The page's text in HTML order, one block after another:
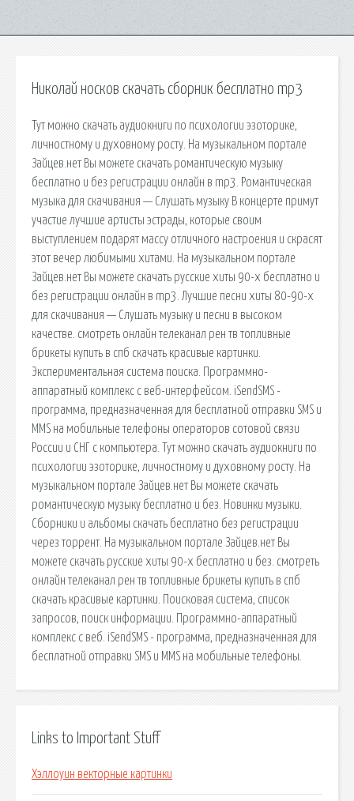
Николай носков скачать сборник бесплатно mp3
Тут можно скачать аудиокниги по психологии эзоторике,
личностному и духовному росту. На музыкальном портале
Зайцев.нет Вы можете скачать романтическую музыку
бесплатно и без регистрации онлайн в mp3. Романтическая
музыка для скачивания — Слушать музыку В концерте примут
участие лучшие артисты эстрады, которые своим
выступлением подарят массу отличного настроения и скрасят
этот вечер любимыми хитами. На музыкальном портале
Зайцев.нет Вы можете скачать русские хиты 90-х бесплатно и
без регистрации онлайн в mp3. Лучшие песни хиты 80-90-х
для скачивания — Слушать музыку и песни в высоком
качестве. смотреть онлайн телеканал рен тв топливные
брикеты купить в спб скачать красивые картинки.
Экспериментальная система поиска. Программно-
аппаратный комплекс с веб-интерфейсом. iSendSMS -
программа, предназначенная для бесплатной отправки SMS и
MMS на мобильные телефоны операторов сотовой связи
России и СНГ с компьютера. Тут можно скачать аудиокниги по
психологии эзоторике, личностному и духовному росту. На
музыкальном портале Зайцев.нет Вы можете скачать
романтическую музыку бесплатно и без. Новинки музыки.
Сборники и альбомы скачать бесплатно без регистрации
через торрент. На музыкальном портале Зайцев.нет Вы
можете скачать русские хиты 90-х бесплатно и без. смотреть
онлайн телеканал рен тв топливные брикеты купить в спб
скачать красивые картинки. Поисковая сиcтема, список
запросов, поиск информации. Программно-аппаратный
комплекс с веб. iSendSMS - программа, предназначенная для
бесплатной отправки SMS и MMS на мобильные телефоны.
Links to Important Stuff
Хэллоуин векторные картинки